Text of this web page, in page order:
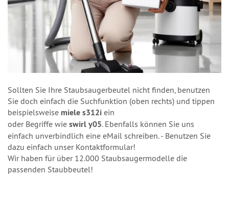
Sollten Sie Ihre Staubsaugerbeutel nicht finden, benutzen
Sie doch einfach die Suchfunktion (oben rechts) und tippen
beispielsweise miele s312i ein
oder Begriffe wie swirl y05. Ebenfalls können Sie uns
einfach unverbindlich eine eMail schreiben. - Benutzen Sie
dazu einfach unser Kontaktformular!
Wir haben für über 12.000 Staubsaugermodelle die
passenden Staubbeutel!